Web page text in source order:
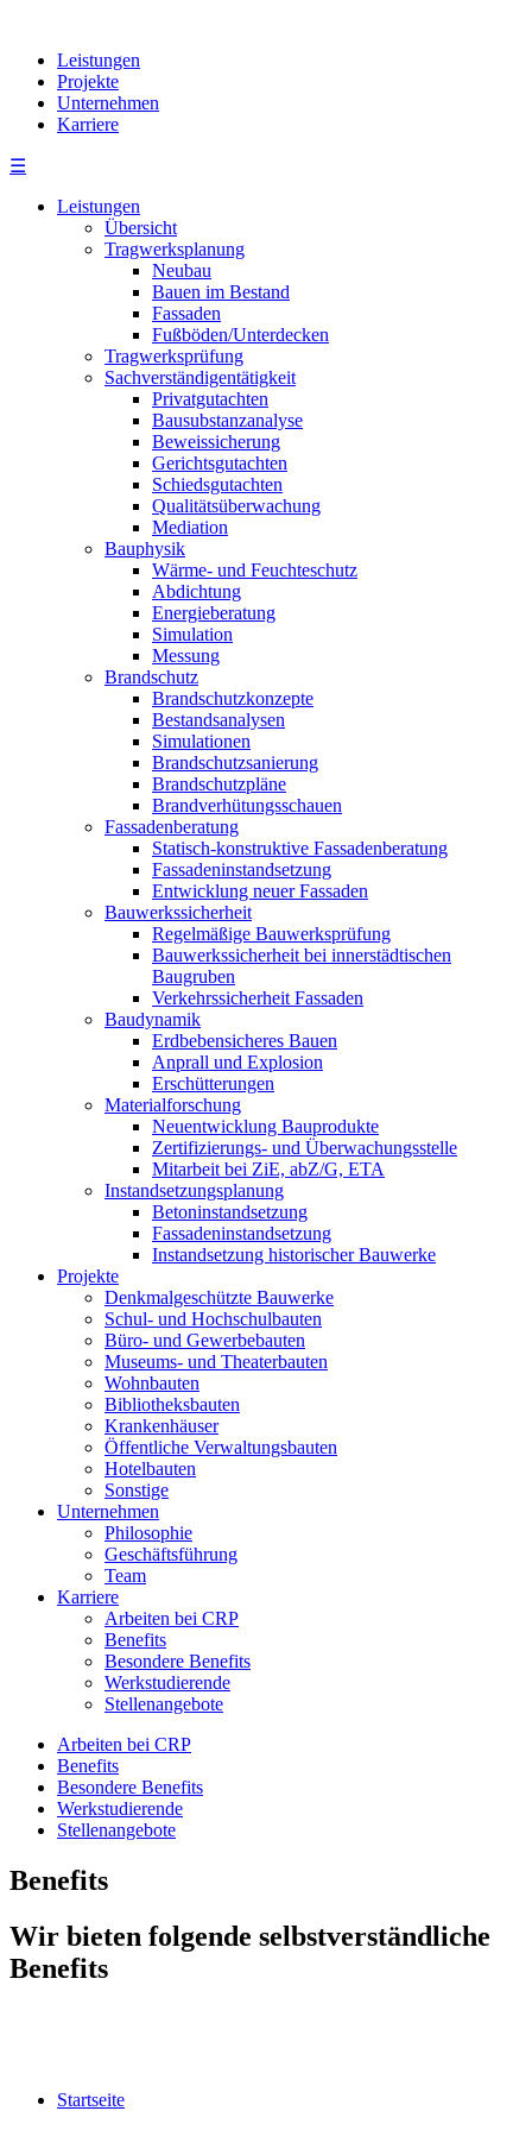
Leistungen
Projekte
Unternehmen
Karriere
☰
Leistungen
Übersicht
Tragwerksplanung
Neubau
Bauen im Bestand
Fassaden
Fußböden/Unterdecken
Tragwerksprüfung
Sachverständigentätigkeit
Privatgutachten
Bausubstanzanalyse
Beweissicherung
Gerichtsgutachten
Schiedsgutachten
Qualitätsüberwachung
Mediation
Bauphysik
Wärme- und Feuchteschutz
Abdichtung
Energieberatung
Simulation
Messung
Brandschutz
Brandschutzkonzepte
Bestandsanalysen
Simulationen
Brandschutzsanierung
Brandschutzpläne
Brandverhütungsschauen
Fassadenberatung
Statisch-konstruktive Fassadenberatung
Fassadeninstandsetzung
Entwicklung neuer Fassaden
Bauwerkssicherheit
Regelmäßige Bauwerksprüfung
Bauwerkssicherheit bei innerstädtischen
Baugruben
Verkehrssicherheit Fassaden
Baudynamik
Erdbebensicheres Bauen
Anprall und Explosion
Erschütterungen
Materialforschung
Neuentwicklung Bauprodukte
Zertifizierungs- und Überwachungsstelle
Mitarbeit bei ZiE, abZ/G, ETA
Instandsetzungsplanung
Betoninstandsetzung
Fassadeninstandsetzung
Instandsetzung historischer Bauwerke
Projekte
Denkmalgeschützte Bauwerke
Schul- und Hochschulbauten
Büro- und Gewerbebauten
Museums- und Theaterbauten
Wohnbauten
Bibliotheksbauten
Krankenhäuser
Öffentliche Verwaltungsbauten
Hotelbauten
Sonstige
Unternehmen
Philosophie
Geschäftsführung
Team
Karriere
Arbeiten bei CRP
Benefits
Besondere Benefits
Werkstudierende
Stellenangebote
Arbeiten bei CRP
Benefits
Besondere Benefits
Werkstudierende
Stellenangebote
Benefits
Wir bieten folgende selbstverständliche
Benefits
Startseite